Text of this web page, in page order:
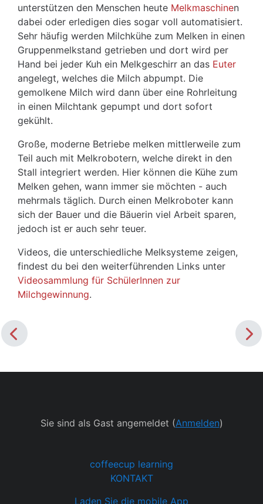
unterstützen den Menschen heute Melkmaschinen
dabei oder erledigen dies sogar voll automatisiert.
Sehr häufig werden Milchkühe zum Melken in einen
Gruppenmelkstand getrieben und dort wird per
Hand bei jeder Kuh ein Melkgeschirr an das Euter
angelegt, welches die Milch abpumpt. Die
gemolkene Milch wird dann über eine Rohrleitung
in einen Milchtank gepumpt und dort sofort
gekühlt.
Große, moderne Betriebe melken mittlerweile zum
Teil auch mit Melkrobotern, welche direkt in den
Stall integriert werden. Hier können die Kühe zum
Melken gehen, wann immer sie möchten - auch
mehrmals täglich. Durch einen Melkroboter kann
sich der Bauer und die Bäuerin viel Arbeit sparen,
jedoch ist er auch sehr teuer.
Videos, die unterschiedliche Melksysteme zeigen,
findest du bei den weiterführenden Links unter
Videosammlung für SchülerInnen zur
Milchgewinnung.
Sie sind als Gast angemeldet (Anmelden)
coffeecup learning
KONTAKT
Laden Sie die mobile App